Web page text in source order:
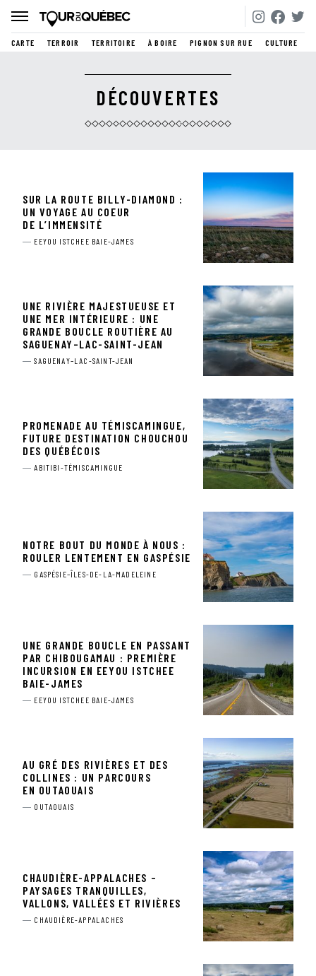
CARTE TERROIR TERRITOIRE À BOIRE PIGNON SUR RUE CULTURE
DÉCOUVERTES
SUR LA ROUTE BILLY-DIAMOND :
UN VOYAGE AU COEUR
DE L’IMMENSITÉ
EEYOU ISTCHEE BAIE-JAMES
UNE RIVIÈRE MAJESTUEUSE ET
UNE MER INTÉRIEURE : UNE
GRANDE BOUCLE ROUTIÈRE AU
SAGUENAY–LAC-SAINT-JEAN
SAGUENAY–LAC-SAINT-JEAN
PROMENADE AU TÉMISCAMINGUE,
FUTURE DESTINATION CHOUCHOU
DES QUÉBÉCOIS
ABITIBI-TÉMISCAMINGUE
NOTRE BOUT DU MONDE À NOUS :
ROULER LENTEMENT EN GASPÉSIE
GASPÉSIE–ÎLES-DE-LA-MADELEINE
UNE GRANDE BOUCLE EN PASSANT
PAR CHIBOUGAMAU : PREMIÈRE
INCURSION EN EEYOU ISTCHEE
BAIE-JAMES
EEYOU ISTCHEE BAIE-JAMES
AU GRÉ DES RIVIÈRES ET DES
COLLINES : UN PARCOURS
EN OUTAOUAIS
OUTAOUAIS
CHAUDIÈRE-APPALACHES –
PAYSAGES TRANQUILLES,
VALLONS, VALLÉES ET RIVIÈRES
CHAUDIÈRE-APPALACHES